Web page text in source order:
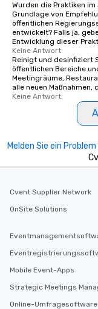
Wurden die Praktiken im
Grundlage von
öffentlichen
entwickelt? Falls ja,
Entwicklung dieser
Keine Antwort.
Reinigt und desinfiziert
öffentlichen Bereiche
Meetingräume,
alle neuen Maßnahmen,
Keine Antwort.
Melden Sie ein Problem
Cvent Supplier Network
OnSite Solutions
Mobile Event-Apps
Strategic Meetings
Online-Umfragesoftware